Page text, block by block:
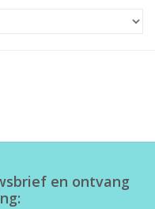
en ontvang